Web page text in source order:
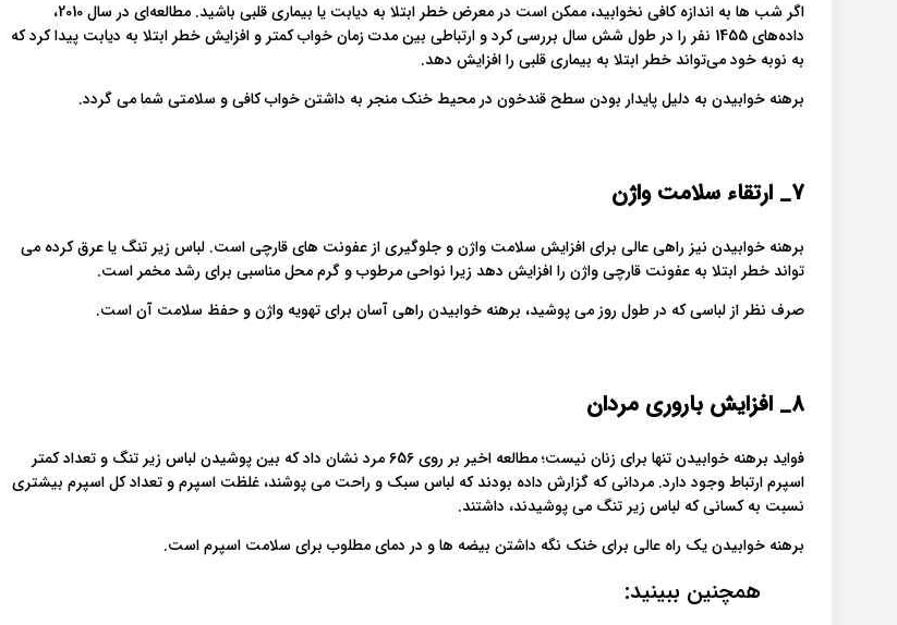
اگر شب ها به اندازه کافی نخوابید، ممکن است در معرض خطر ابتلا به دیابت یا بیماری قلبی باشید. مطالعه‌ای در سال 2010،
داده‌های 1455 نفر را در طول شش سال بررسی کرد و ارتباطی بین مدت زمان خواب کمتر و افزایش خطر ابتلا به دیابت پیدا کرد که
به نوبه خود می‌تواند خطر ابتلا به بیماری قلبی را افزایش دهد.
برهنه خوابیدن به دلیل پایدار بودن سطح قندخون در محیط خنک منجر به داشتن خواب کافی و سلامتی شما می گردد.
7_ ارتقاء سلامت واژن
برهنه خوابیدن نیز راهی عالی برای افزایش سلامت واژن و جلوگیری از عفونت های قارچی است. لباس زیر تنگ یا عرق کرده می
تواند خطر ابتلا به عفونت قارچی واژن را افزایش دهد زیرا نواحی مرطوب و گرم محل مناسبی برای رشد مخمر است.
صرف نظر از لباسی که در طول روز می پوشید، برهنه خوابیدن راهی آسان برای تهویه واژن و حفظ سلامت آن است.
8_ افزایش باروری مردان
فواید برهنه خوابیدن تنها برای زنان نیست؛ مطالعه اخیر بر روی 656 مرد نشان داد که بین پوشیدن لباس زیر تنگ و تعداد کمتر
اسپرم ارتباط وجود دارد. مردانی که گزارش داده بودند که لباس سبک و راحت می پوشند، غلظت اسپرم و تعداد کل اسپرم بیشتری
نسبت به کسانی که لباس زیر تنگ می پوشیدند، داشتند.
برهنه خوابیدن یک راه عالی برای خنک نگه داشتن بیضه ها و در دمای مطلوب برای سلامت اسپرم است.
همچنین ببینید: